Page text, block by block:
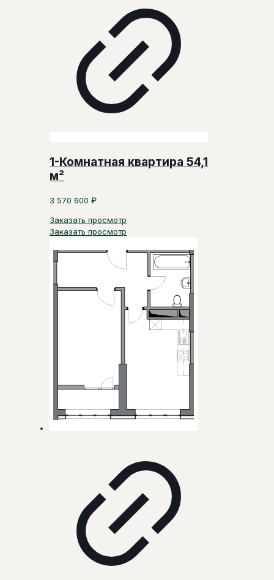
1-Комнатная квартира 54,1
м²
3 570 600 ₽
Заказать просмотр
Заказать просмотр